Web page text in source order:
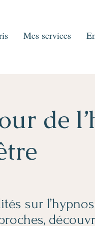
Mes services
de
sur